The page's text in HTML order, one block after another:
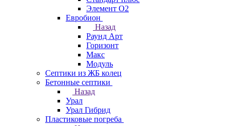
Элемент О2
Евробион
Назад
Раунд Арт
Горизонт
Макс
Модуль
Септики из ЖБ колец
Бетонные септики
Назад
Урал
Урал Гибрид
Пластиковые погреба